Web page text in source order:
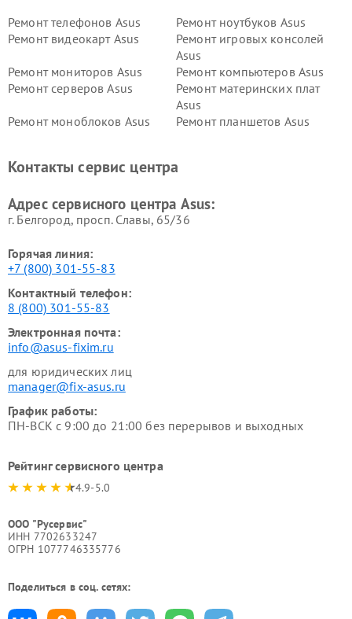
Ремонт телефонов Asus
Ремонт ноутбуков Asus
Ремонт видеокарт Asus
Ремонт игровых консолей
Asus
Ремонт мониторов Asus
Ремонт компьютеров Asus
Ремонт серверов Asus
Ремонт материнских плат
Asus
Ремонт моноблоков Asus
Ремонт планшетов Asus
Контакты сервис центра
Адрес сервисного центра Asus:
г. Белгород, просп. Славы, 65/36
Горячая линия:
+7 (800) 301-55-83
Контактный телефон:
8 (800) 301-55-83
Электронная почта:
info@asus-fixim.ru
для юридических лиц
manager@fix-asus.ru
График работы:
ПН-ВСК с 9:00 до 21:00 без перерывов и выходных
Рейтинг сервисного центра
4.9-5.0
ООО "Русервис"
ИНН 7702633247
ОГРН 1077746335776
Поделиться в соц. сетях: